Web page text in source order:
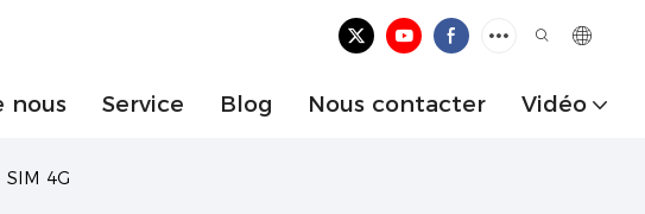
nous Service Blog Nous contacter Vidéo
4G